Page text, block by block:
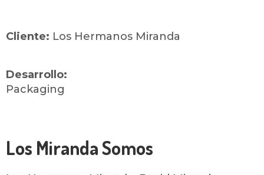
Cliente: Los Hermanos Miranda
Desarrollo:
Packaging
Los Miranda Somos